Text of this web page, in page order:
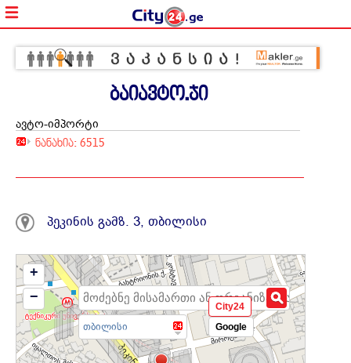
ბაიავტო.ჯი
ავტო-იმპორტი
ნანახია: 6515
პეკინის გამზ. 3, თბილისი
თბილისი
+
−
City24
Google